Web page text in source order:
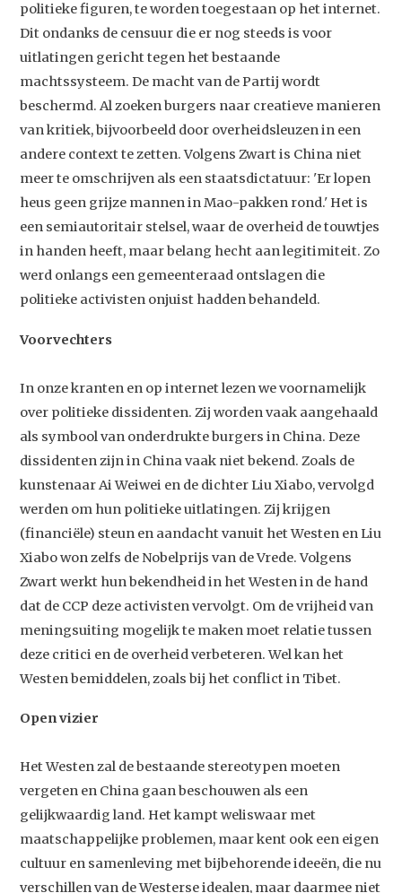
Studium Generale
Home
politieke figuren, te worden toegestaan op het internet.
Dit ondanks de censuur die er nog steeds is voor
uitlatingen gericht tegen het bestaande
machtssysteem. De macht van de Partij wordt
beschermd. Al zoeken burgers naar creatieve manieren
van kritiek, bijvoorbeeld door overheidsleuzen in een
andere context te zetten. Volgens Zwart is China niet
meer te omschrijven als een staatsdictatuur: 'Er lopen
heus geen grijze mannen in Mao-pakken rond.' Het is
een semiautoritair stelsel, waar de overheid de touwtjes
in handen heeft, maar belang hecht aan legitimiteit. Zo
werd onlangs een gemeenteraad ontslagen die
politieke activisten onjuist hadden behandeld.
Voorvechters
In onze kranten en op internet lezen we voornamelijk
over politieke dissidenten. Zij worden vaak aangehaald
als symbool van onderdrukte burgers in China. Deze
dissidenten zijn in China vaak niet bekend. Zoals de
kunstenaar Ai Weiwei en de dichter Liu Xiabo, vervolgd
werden om hun politieke uitlatingen. Zij krijgen
(financiële) steun en aandacht vanuit het Westen en Liu
Xiabo won zelfs de Nobelprijs van de Vrede. Volgens
Zwart werkt hun bekendheid in het Westen in de hand
dat de CCP deze activisten vervolgt. Om de vrijheid van
meningsuiting mogelijk te maken moet relatie tussen
deze critici en de overheid verbeteren. Wel kan het
Westen bemiddelen, zoals bij het conflict in Tibet.
Open vizier
Het Westen zal de bestaande stereotypen moeten
vergeten en China gaan beschouwen als een
gelijkwaardig land. Het kampt weliswaar met
maatschappelijke problemen, maar kent ook een eigen
cultuur en samenleving met bijbehorende ideeën, die nu
verschillen van de Westerse idealen, maar daarmee niet